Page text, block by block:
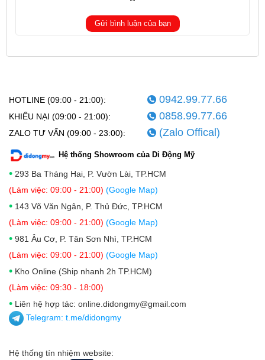
Gửi bình luận của bạn
HOTLINE (09:00 - 21:00): 0942.99.77.66
KHIẾU NẠI (09:00 - 21:00): 0858.99.77.66
ZALO TƯ VẤN (09:00 - 23:00): (Zalo Offical)
Hệ thống Showroom của Di Động Mỹ
• 293 Ba Tháng Hai, P. Vườn Lài, TP.HCM
(Làm việc: 09:00 - 21:00) (Google Map)
• 143 Võ Văn Ngân, P. Thủ Đức, TP.HCM
(Làm việc: 09:00 - 21:00) (Google Map)
• 981 Âu Cơ, P. Tân Sơn Nhì, TP.HCM
(Làm việc: 09:00 - 21:00) (Google Map)
• Kho Online (Ship nhanh 2h TP.HCM)
(Làm việc: 09:30 - 18:00)
• Liên hệ hợp tác: online.didongmy@gmail.com
Telegram: t.me/didongmy
Hệ thống tín nhiệm website: